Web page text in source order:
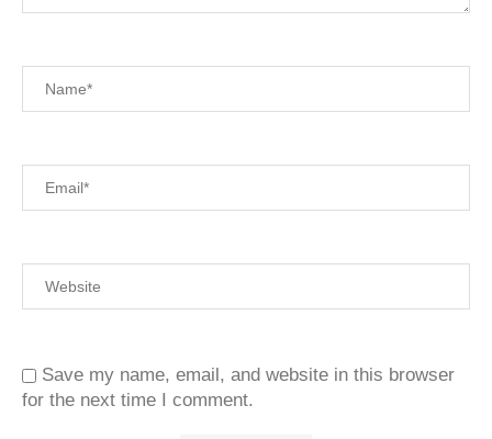
Save my name, email, and website in this browser
for the next time I comment.